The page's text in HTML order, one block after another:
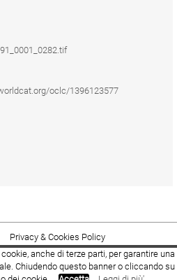
oclc/1396123577
Privacy & Cookies Policy
anche di terze parti, per garantire una
Chiudendo questo banner o cliccando su
Facebook
Youtube